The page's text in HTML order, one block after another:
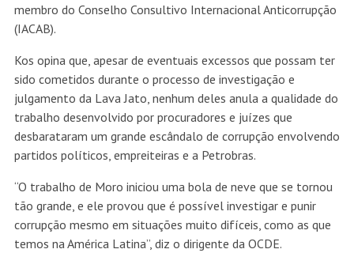
membro do Conselho Consultivo Internacional Anticorrupção
(IACAB).
Kos opina que, apesar de eventuais excessos que possam ter
sido cometidos durante o processo de investigação e
julgamento da Lava Jato, nenhum deles anula a qualidade do
trabalho desenvolvido por procuradores e juízes que
desbarataram um grande escândalo de corrupção envolvendo
partidos políticos, empreiteiras e a Petrobras.
“O trabalho de Moro iniciou uma bola de neve que se tornou
tão grande, e ele provou que é possível investigar e punir
corrupção mesmo em situações muito difíceis, como as que
temos na América Latina”, diz o dirigente da OCDE.